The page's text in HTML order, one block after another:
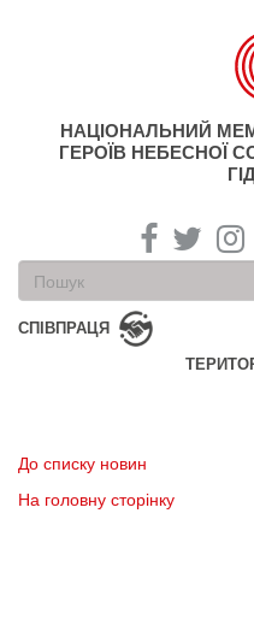
НАЦІОНАЛЬНИЙ
ГЕРОЇВ НЕБЕСНОЇ
Пошукова
форма
Пошук
СПІВПРАЦЯ
До списку новин
На головну сторінку